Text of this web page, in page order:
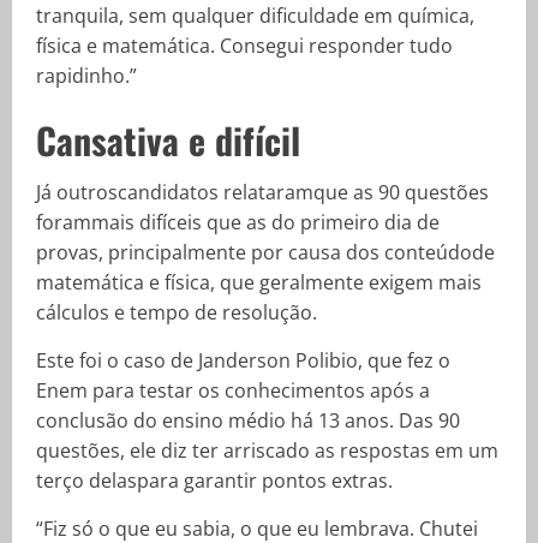
tranquila, sem qualquer dificuldade em química,
física e matemática. Consegui responder tudo
rapidinho.”
Cansativa e difícil
Já outroscandidatos relataramque as 90 questões
forammais difíceis que as do primeiro dia de
provas, principalmente por causa dos conteúdode
matemática e física, que geralmente exigem mais
cálculos e tempo de resolução.
Este foi o caso de Janderson Polibio, que fez o
Enem para testar os conhecimentos após a
conclusão do ensino médio há 13 anos. Das 90
questões, ele diz ter arriscado as respostas em um
terço delaspara garantir pontos extras.
“Fiz só o que eu sabia, o que eu lembrava. Chutei